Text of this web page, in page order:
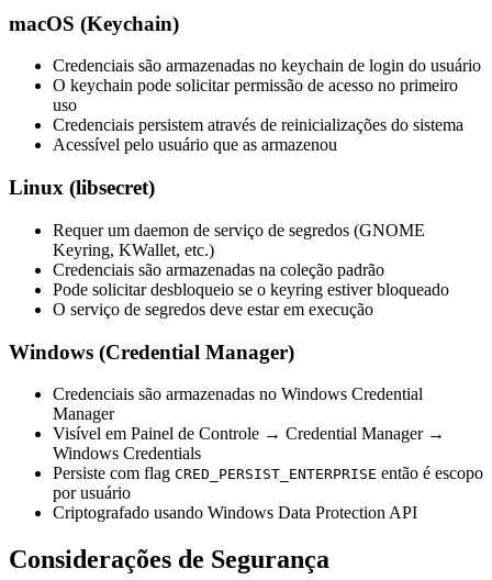
macOS (Keychain)
Credenciais são armazenadas no keychain de login do usuário
O keychain pode solicitar permissão de acesso no primeiro
uso
Credenciais persistem através de reinicializações do sistema
Acessível pelo usuário que as armazenou
Linux (libsecret)
Requer um daemon de serviço de segredos (GNOME
Keyring, KWallet, etc.)
Credenciais são armazenadas na coleção padrão
Pode solicitar desbloqueio se o keyring estiver bloqueado
O serviço de segredos deve estar em execução
Windows (Credential Manager)
Credenciais são armazenadas no Windows Credential
Manager
Visível em Painel de Controle → Credential Manager →
Windows Credentials
Persiste com flag CRED_PERSIST_ENTERPRISE então é escopo
por usuário
Criptografado usando Windows Data Protection API
Considerações de Segurança